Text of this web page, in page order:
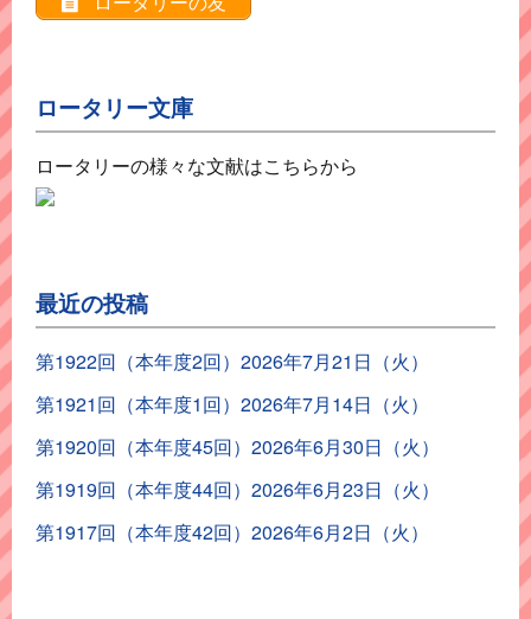
ロータリー文庫
ロータリーの様々な文献はこちらから
最近の投稿
第1922回（本年度2回）2026年7月21日（火）
第1921回（本年度1回）2026年7月14日（火）
第1920回（本年度45回）2026年6月30日（火）
第1919回（本年度44回）2026年6月23日（火）
第1917回（本年度42回）2026年6月2日（火）